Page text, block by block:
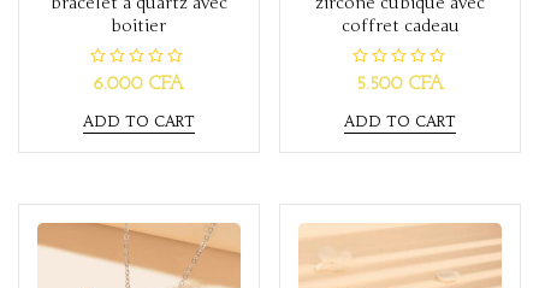
boitier
R
a
e
d
0
o
f
6.000CFA
ADD TO CART
coffret cadeau
R
a
e
d
0
o
f
5
5.500CFA
ADD TO CART